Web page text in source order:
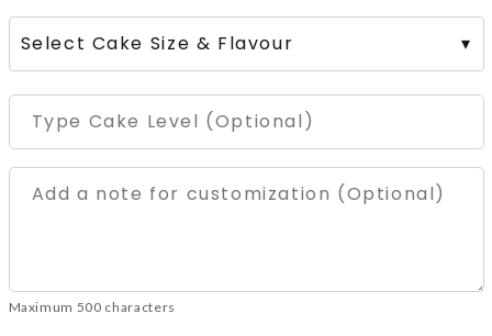
Select Cake Size & Flavour ▾
Maximum 500 characters